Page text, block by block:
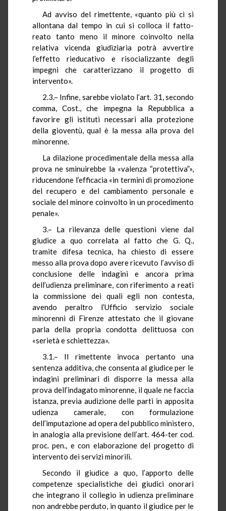
Ad avviso del rimettente, «quanto più ci si
allontana dal tempo in cui si colloca il fatto-
reato tanto meno il minore coinvolto nella
relativa vicenda giudiziaria potrà avvertire
l’effetto rieducativo e risocializzante degli
impegni che caratterizzano il progetto di
intervento».
2.3.– Infine, sarebbe violato l’art. 31, secondo
comma, Cost., che impegna la Repubblica a
favorire gli istituti necessari alla protezione
della gioventù, qual è la messa alla prova del
minorenne.
La dilazione procedimentale della messa alla
prova ne sminuirebbe la «valenza “protettiva”»,
riducendone l’efficacia «in termini di promozione
del recupero e del cambiamento personale e
sociale del minore coinvolto in un procedimento
penale».
3.– La rilevanza delle questioni viene dal
giudice a quo correlata al fatto che G. Q.,
tramite difesa tecnica, ha chiesto di essere
messo alla prova dopo avere ricevuto l’avviso di
conclusione delle indagini e ancora prima
dell’udienza preliminare, con riferimento a reati
la commissione dei quali egli non contesta,
avendo peraltro l’Ufficio servizio sociale
minorenni di Firenze attestato che il giovane
parla della propria condotta delittuosa con
«serietà e schiettezza».
3.1.– Il rimettente invoca pertanto una
sentenza additiva, che consenta al giudice per le
indagini preliminari di disporre la messa alla
prova dell’indagato minorenne, il quale ne faccia
istanza, previa audizione delle parti in apposita
udienza camerale, con formulazione
dell’imputazione ad opera del pubblico ministero,
in analogia alla previsione dell’art. 464-ter cod.
proc. pen., e con elaborazione del progetto di
intervento dei servizi minorili.
Secondo il giudice a quo, l’apporto delle
competenze specialistiche dei giudici onorari
che integrano il collegio in udienza preliminare
non andrebbe perduto, in quanto il giudice per le